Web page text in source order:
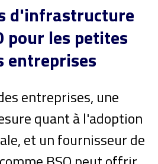
d'infrastructure
pour les petites
entreprises
entreprises, une
quant à l'adoption
et un fournisseur de